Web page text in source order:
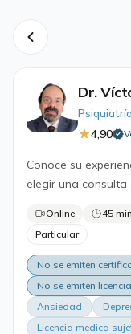
Dr.
Psiquiatría
4,90
Conoce su
elegir una
Online 45 min
Particular
No se emiten
No se emiten
Ansiedad
Licencia medica